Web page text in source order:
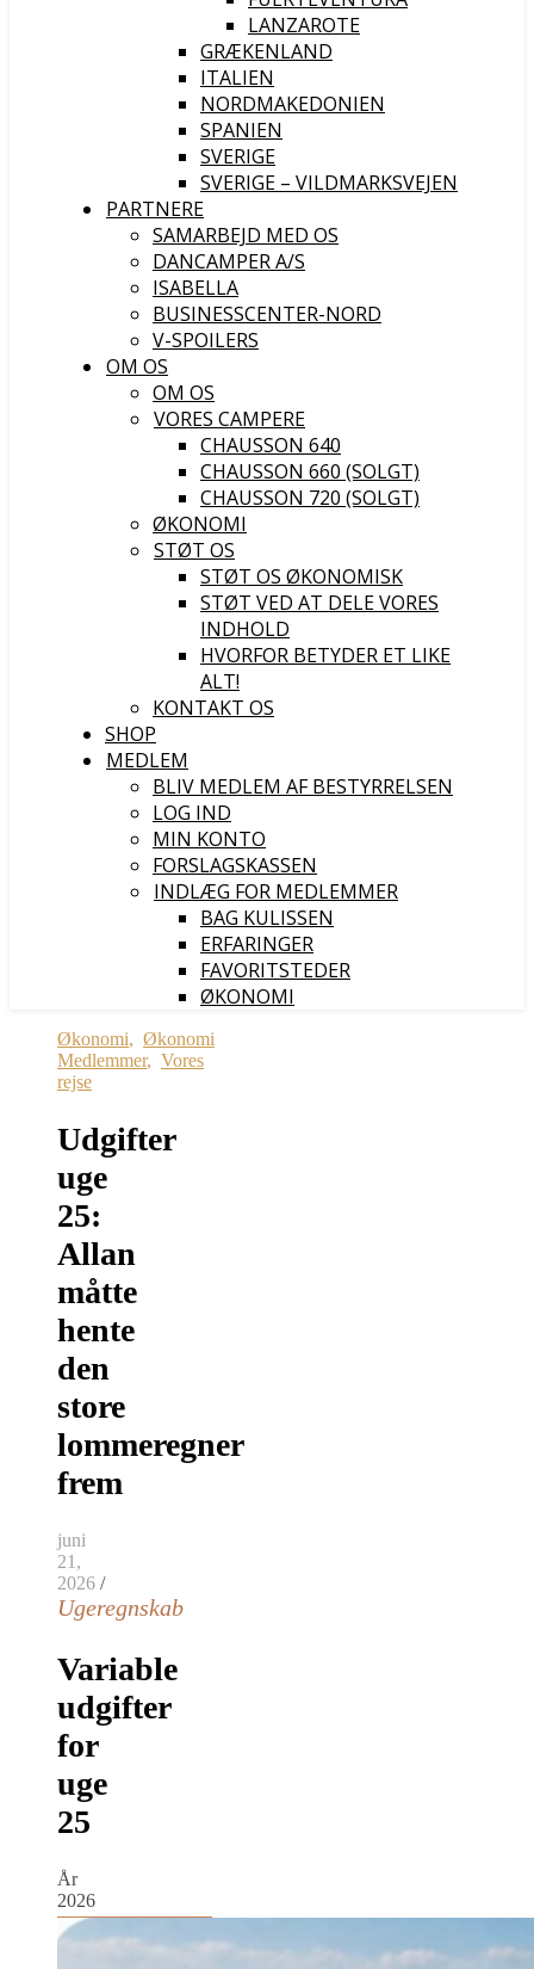
LANZAROTE
GRÆKENLAND
ITALIEN
NORDMAKEDONIEN
SPANIEN
SVERIGE
SVERIGE – VILDMARKSVEJEN
PARTNERE
SAMARBEJD MED OS
DANCAMPER A/S
ISABELLA
BUSINESSCENTER-NORD
V-SPOILERS
OM OS
OM OS
VORES CAMPERE
CHAUSSON 640
CHAUSSON 660 (SOLGT)
CHAUSSON 720 (SOLGT)
ØKONOMI
STØT OS
STØT OS ØKONOMISK
STØT VED AT DELE VORES
INDHOLD
HVORFOR BETYDER ET LIKE
ALT!
KONTAKT OS
SHOP
MEDLEM
BLIV MEDLEM AF BESTYRRELSEN
LOG IND
MIN KONTO
FORSLAGSKASSEN
INDLÆG FOR MEDLEMMER
BAG KULISSEN
ERFARINGER
FAVORITSTEDER
ØKONOMI
Økonomi, Økonomi
Medlemmer, Vores
rejse
Udgifter
uge
25:
Allan
måtte
hente
den
store
lommeregner
frem
juni
21,
2026 /
Ugeregnskab
Variable
udgifter
for
uge
25
År
2026